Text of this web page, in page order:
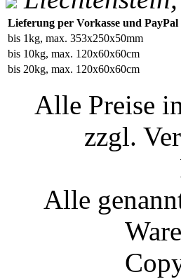
Lieferung per Vorkasse und PayPal
bis 1kg, max. 353x250x50mm
bis 10kg, max. 120x60x60cm
bis 20kg, max. 120x60x60cm
Alle Preise
zzgl.
Alle